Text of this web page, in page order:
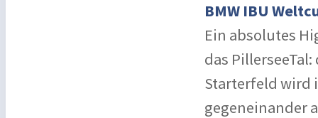
BMW IBU
Ein absolutes
das
Starterfeld wird
gegeneinander